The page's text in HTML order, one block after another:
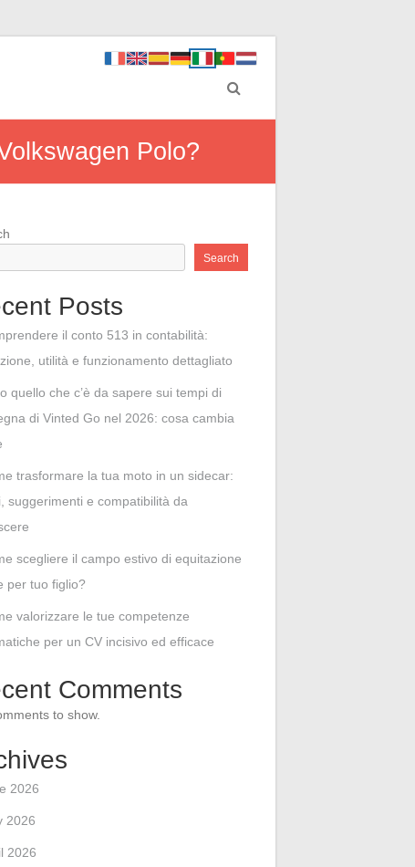
Polo?
Search
Posts
il conto 513 in contabilità:
utilità e funzionamento dettagliato
quello che c’è da sapere sui tempi di
di Vinted Go nel 2026: cosa cambia
trasformare la tua moto in un sidecar:
suggerimenti e compatibilità da
scegliere il campo estivo di equitazione
per tuo figlio?
valorizzare le tue competenze
per un CV incisivo ed efficace
Comments
to show.
2026
2026
2026